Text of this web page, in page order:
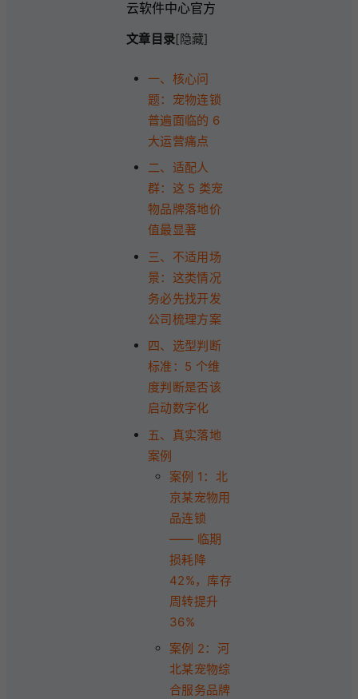
云软件中心官方
文章目录[隐藏]
一、核心问
题：宠物连锁
普遍面临的 6
大运营痛点
二、适配人
群：这 5 类宠
物品牌落地价
值最显著
三、不适用场
景：这类情况
务必先找开发
公司梳理方案
四、选型判断
标准：5 个维
度判断是否该
启动数字化
五、真实落地
案例
案例 1：北
京某宠物用
品连锁
—— 临期
损耗降
42%，库存
周转提升
36%
案例 2：河
北某宠物综
合服务品牌